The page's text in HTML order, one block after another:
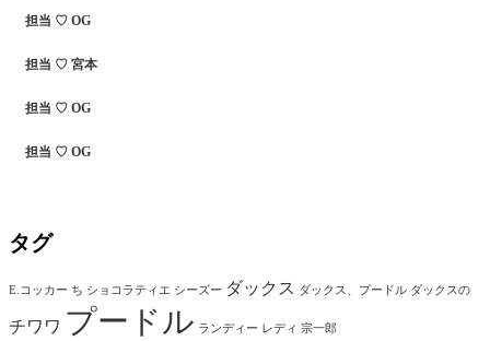
担当 ♡ OG
担当 ♡ 宮本
担当 ♡ OG
担当 ♡ OG
タグ
E.コッカー ち ショコラティエ シーズー ダックス ダックス、プードル ダックスの
チワワ プードル ランディー レディ 宗一郎